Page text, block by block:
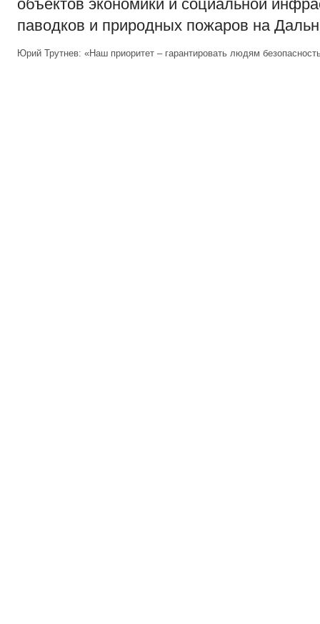
объектов экономики и социальной
паводков и природных пожаров на
Юрий Трутнев: «Наш приоритет – гарантировать людям